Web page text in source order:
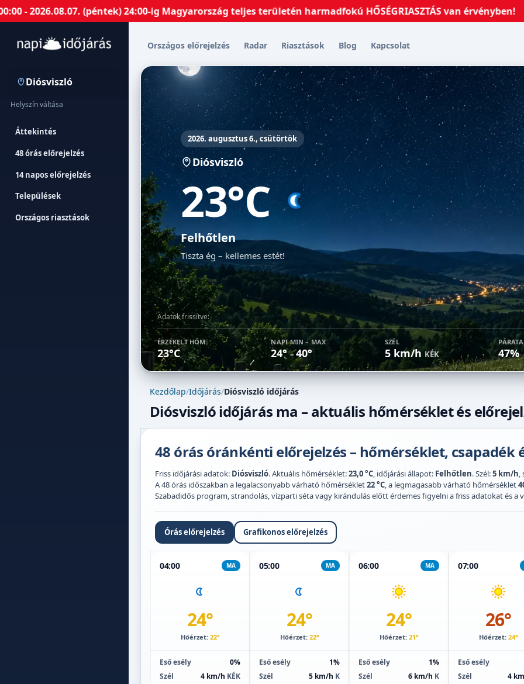
(péntek) 24:00-ig Magyarország teljes területén harmadfokú HŐSÉGRIASZTÁS van érvényben!
Diósviszló
Helyszín váltása
Áttekintés
48 órás előrejelzés
14 napos előrejelzés
Települések
Országos riasztások
Országos előrejelzés Radar Riasztások Blog Kapcsolat
2026. augusztus 6., csütörtök
Diósviszló
23°C
Felhőtlen
Tiszta ég – kellemes estét!
Adatok frissítve:
ÉRZÉKELT HŐM.
23°C
NAPI MIN – MAX
24° –40°
SZÉL
5 km/hKÉK 47%
Kezdőlap/Időjárás/Diósviszló időjárás
Diósviszló időjárás ma – aktuális hőmérséklet és
48 órás óránkénti előrejelzés – hőmérséklet, csapadék
Friss időjárási adatok: Diósviszló. Aktuális hőmérséklet:23,0 °C, időjárási állapot: Felhőtlen. Szél:5 km/h,
A 48 órás időszakban a legalacsonyabb várható hőmérséklet22 °C, a legmagasabb várható hőmérséklet
Szabadidős program, strandolás, vízparti séta vagy kirándulás előtt érdemes figyelni a friss adatokat és a
Órás előrejelzés Grafikonos előrejelzés
04:00 MA
24°
Hőérzet: 22°
Eső esély
0%
Szél
4 km/h KÉK
05:00 MA
24°
Hőérzet: 22°
Eső esély
1%
Szél
5 km/h K
06:00 MA
24°
Hőérzet: 21°
Eső esély
1%
Szél
6 km/h K
07:00
26°
Hőérzet: 24°
Eső esély
Szél
4